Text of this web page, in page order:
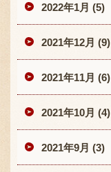
2022年1月 (5)
2021年12月 (9)
2021年11月 (6)
2021年10月 (4)
2021年9月 (3)